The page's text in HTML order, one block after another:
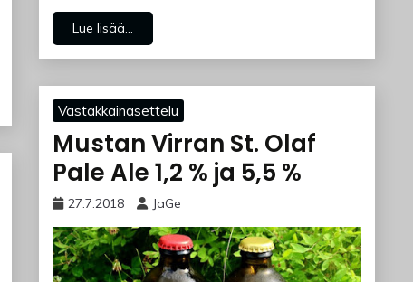
Lue lisää...
Vastakkainasettelu
Mustan Virran St. Olaf
Pale Ale 1,2 % ja 5,5 %
27.7.2018 JaGe